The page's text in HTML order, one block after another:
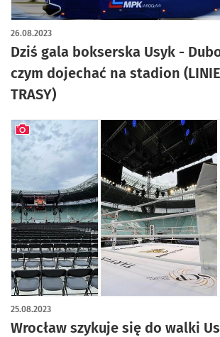
Dziś gala bokserska Usyk -
czym dojechać na stadion (LINIE
TRASY)
26.08.2023
Wrocław szykuje się do walki
25.08.2023
artykuł z galerią zdjęć